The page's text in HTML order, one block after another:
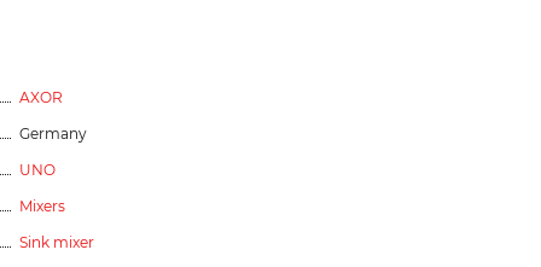
AXOR
Germany
UNO
Mixers
Sink mixer